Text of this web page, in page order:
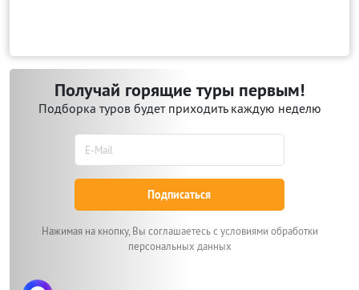
Получай горящие туры первым!
Подборка туров будет приходить каждую неделю
Подписаться
Нажимая на кнопку, Вы соглашаетесь с условиями обработки
персональных данных